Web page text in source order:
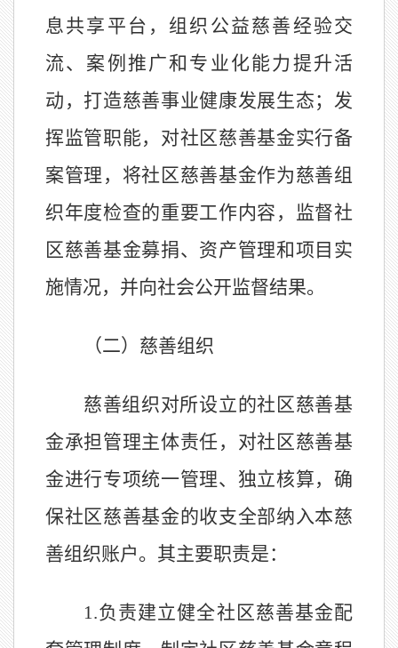
息共享平台，组织公益慈善经验交
流、案例推广和专业化能力提升活
动，打造慈善事业健康发展生态；发
挥监管职能，对社区慈善基金实行备
案管理，将社区慈善基金作为慈善组
织年度检查的重要工作内容，监督社
区慈善基金募捐、资产管理和项目实
施情况，并向社会公开监督结果。
（二）慈善组织
慈善组织对所设立的社区慈善基
金承担管理主体责任，对社区慈善基
金进行专项统一管理、独立核算，确
保社区慈善基金的收支全部纳入本慈
善组织账户。其主要职责是：
1.负责建立健全社区慈善基金配